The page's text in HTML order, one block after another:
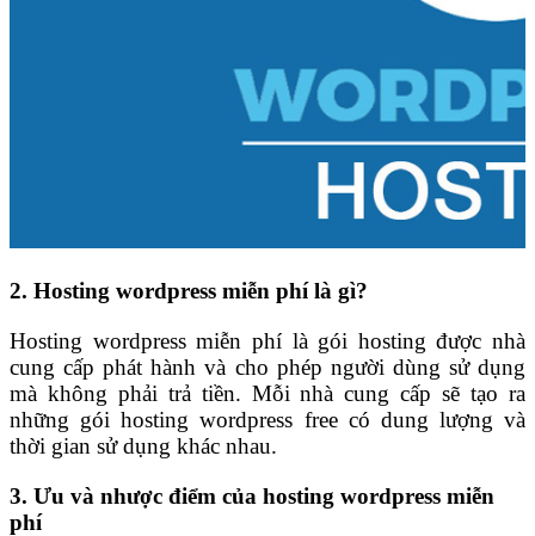
2. Hosting wordpress miễn phí là gì?
Hosting wordpress miễn phí là gói hosting được nhà
cung cấp phát hành và cho phép người dùng sử dụng
mà không phải trả tiền. Mỗi nhà cung cấp sẽ tạo ra
những gói hosting wordpress free có dung lượng và
thời gian sử dụng khác nhau.
3. Ưu và nhược điểm của hosting wordpress miễn
phí